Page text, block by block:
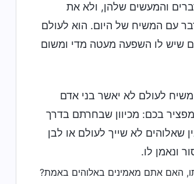
והמעשים שלהן, ולא את
עם המשיח של היום. הוא לעולם
שיש לו השפעה מעטה מדי ומשום
לעולם לא יאשר בני אדם
בכם: מכיוון שבחרתם בדרך
שאלוהים לא שייך לעולם או לבן
ונאמן לו.
האם אתם מאמינים באלוהים באמת?